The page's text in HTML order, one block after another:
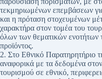
τεκμηριωμένων επεμβάσεων
και η πρόταση στοχευμένων
χαρακτήρα στον τομέα του
όλων των θεματικών ενοτήτων
προϊόντος.
2. Στο Εθνικό Παρατηρητήριο
αναφορικά με τα δεδομένα
τουρισμού σε εθνικό,